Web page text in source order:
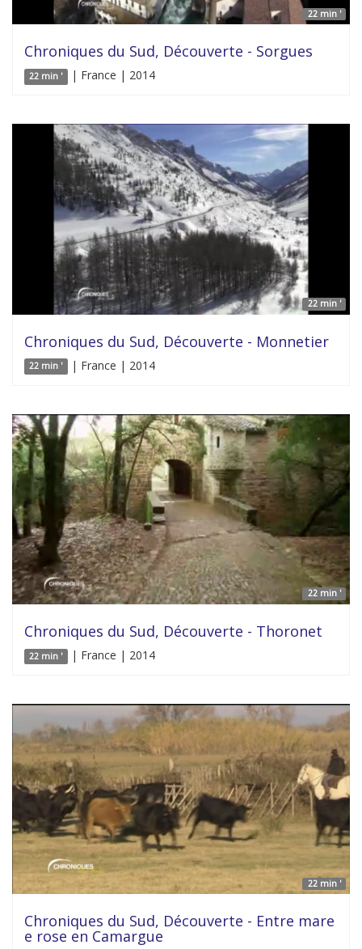
22 min '
Chroniques du Sud, Découverte - Sorgues
22 min ' | France | 2014
22 min '
Chroniques du Sud, Découverte - Monnetier
22 min ' | France | 2014
22 min '
Chroniques du Sud, Découverte - Thoronet
22 min ' | France | 2014
22 min '
Chroniques du Sud, Découverte - Entre mare
e rose en Camargue